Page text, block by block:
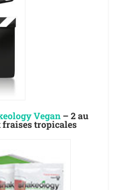
Vegan– 2 au
fraises tropicales